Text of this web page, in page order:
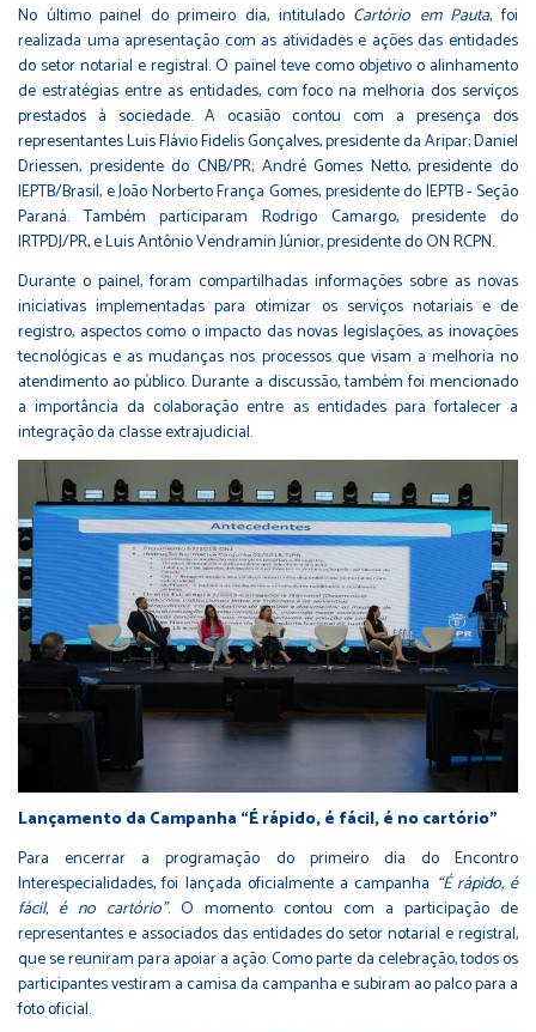
No último painel do primeiro dia, intitulado Cartório em Pauta, foi
realizada uma apresentação com as atividades e ações das entidades
do setor notarial e registral. O painel teve como objetivo o alinhamento
de estratégias entre as entidades, com foco na melhoria dos serviços
prestados à sociedade. A ocasião contou com a presença dos
representantes Luis Flávio Fidelis Gonçalves, presidente da Aripar; Daniel
Driessen, presidente do CNB/PR; André Gomes Netto, presidente do
IEPTB/Brasil, e João Norberto França Gomes, presidente do IEPTB - Seção
Paraná. Também participaram Rodrigo Camargo, presidente do
IRTPDJ/PR, e Luis Antônio Vendramin Júnior, presidente do ON RCPN.
Durante o painel, foram compartilhadas informações sobre as novas
iniciativas implementadas para otimizar os serviços notariais e de
registro, aspectos como o impacto das novas legislações, as inovações
tecnológicas e as mudanças nos processos que visam a melhoria no
atendimento ao público. Durante a discussão, também foi mencionado
a importância da colaboração entre as entidades para fortalecer a
integração da classe extrajudicial.
Lançamento da Campanha “É rápido, é fácil, é no cartório”
Para encerrar a programação do primeiro dia do Encontro
Interespecialidades, foi lançada oficialmente a campanha “É rápido, é
fácil, é no cartório”. O momento contou com a participação de
representantes e associados das entidades do setor notarial e registral,
que se reuniram para apoiar a ação. Como parte da celebração, todos os
participantes vestiram a camisa da campanha e subiram ao palco para a
foto oficial.